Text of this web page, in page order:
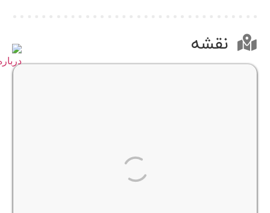
نقشه